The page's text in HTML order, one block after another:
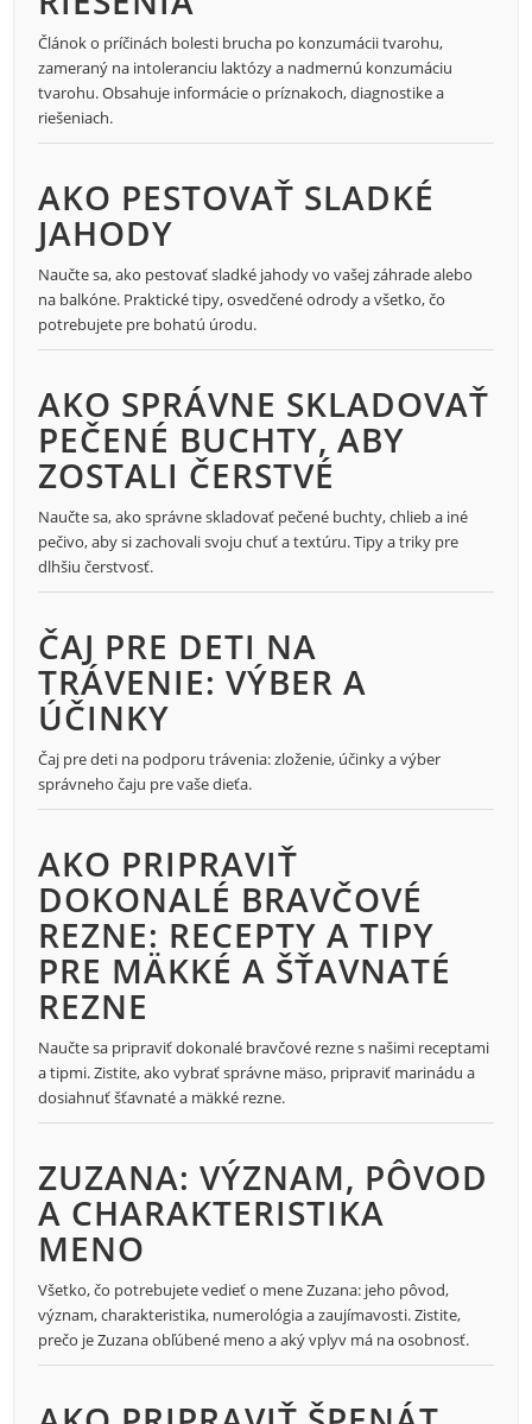
Článok o príčinách bolesti brucha po konzumácii tvarohu,
zameraný na intoleranciu laktózy a nadmernú konzumáciu
tvarohu. Obsahuje informácie o príznakoch, diagnostike a
riešeniach.
AKO PESTOVAŤ SLADKÉ
JAHODY
Naučte sa, ako pestovať sladké jahody vo vašej záhrade alebo
na balkóne. Praktické tipy, osvedčené odrody a všetko, čo
potrebujete pre bohatú úrodu.
AKO SPRÁVNE SKLADOVAŤ
PEČENÉ BUCHTY, ABY
ZOSTALI ČERSTVÉ
Naučte sa, ako správne skladovať pečené buchty, chlieb a iné
pečivo, aby si zachovali svoju chuť a textúru. Tipy a triky pre
dlhšiu čerstvosť.
ČAJ PRE DETI NA
TRÁVENIE: VÝBER A
ÚČINKY
Čaj pre deti na podporu trávenia: zloženie, účinky a výber
správneho čaju pre vaše dieťa.
AKO PRIPRAVIŤ
DOKONALÉ BRAVČOVÉ
REZNE: RECEPTY A TIPY
PRE MÄKKÉ A ŠŤAVNATÉ
REZNE
Naučte sa pripraviť dokonalé bravčové rezne s našimi receptami
a tipmi. Zistite, ako vybrať správne mäso, pripraviť marinádu a
dosiahnuť šťavnaté a mäkké rezne.
ZUZANA: VÝZNAM, PÔVOD
A CHARAKTERISTIKA
MENO
Všetko, čo potrebujete vedieť o mene Zuzana: jeho pôvod,
význam, charakteristika, numerológia a zaujímavosti. Zistite,
prečo je Zuzana obľúbené meno a aký vplyv má na osobnosť.